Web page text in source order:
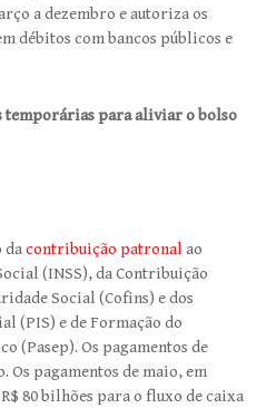
a dezembro e autoriza os
débitos com bancos públicos e
temporárias para aliviar o bolso
dacontribuição patronal ao
(INSS), da Contribuição
Social (Cofins) e dos
(PIS) e de Formação do
(Pasep). Os pagamentos de
Os pagamentos de maio, em
80 bilhões para o fluxo de caixa